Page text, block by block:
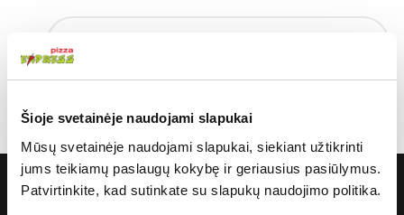
Šioje svetainėje naudojami slapukai
Mūsų svetainėje naudojami slapukai, siekiant užtikrinti
jums teikiamų paslaugų kokybę ir geriausius pasiūlymus.
Patvirtinkite, kad sutinkate su slapukų naudojimo politika.
bulvyčių + 2 vnt. padažo
APIE MUS